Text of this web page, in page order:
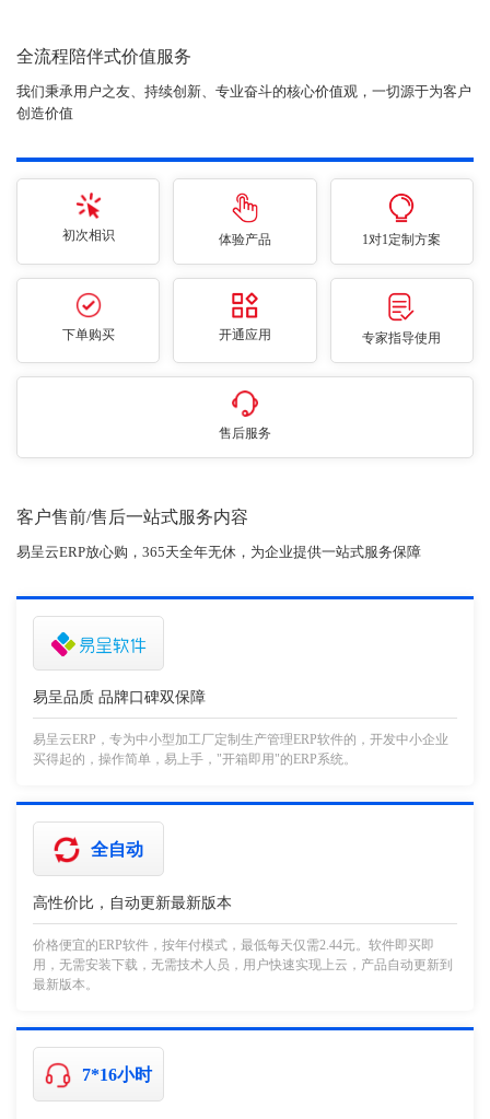
全流程陪伴式价值服务
我们秉承用户之友、持续创新、专业奋斗的核心价值观，一切源于为客户
创造价值
初次相识 体验产品 1对1定制方案
下单购买 开通应用 专家指导使用
售后服务
客户售前/售后一站式服务内容
易呈云ERP放心购，365天全年无休，为企业提供一站式服务保障
易呈品质 品牌口碑双保障
易呈云ERP，专为中小型加工厂定制生产管理ERP软件的，开发中小企业
买得起的，操作简单，易上手，"开箱即用"的ERP系统。
全自动
高性价比，自动更新最新版本
价格便宜的ERP软件，按年付模式，最低每天仅需2.44元。软件即买即
用，无需安装下载，无需技术人员，用户快速实现上云，产品自动更新到
最新版本。
7*16小时